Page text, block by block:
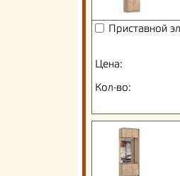
Приставной
Цена:
Кол-во: